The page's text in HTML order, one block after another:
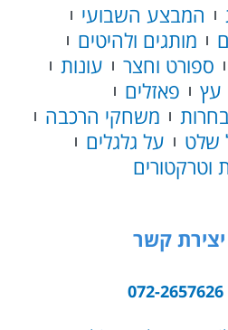
המבצע השבועי
מותגים ולהיטים
ספורט וחצר
עונות
עץ
פאזלים
משחקי הרכבה
שלט
על גלגלים
וטרקטורים
קשר
072-2657626